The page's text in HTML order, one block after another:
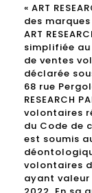
« ART
des
ART
simplifiée
de ventes
déclarée
68 rue
RESEARCH
volontaires
du Code de
est soumis
volontaires
ayant